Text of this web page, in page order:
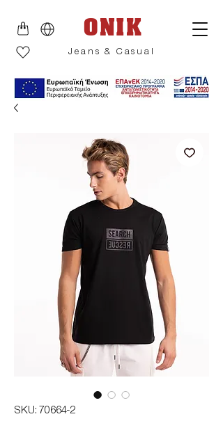
ONIK
Jeans & Casual
SKU: 70664-2